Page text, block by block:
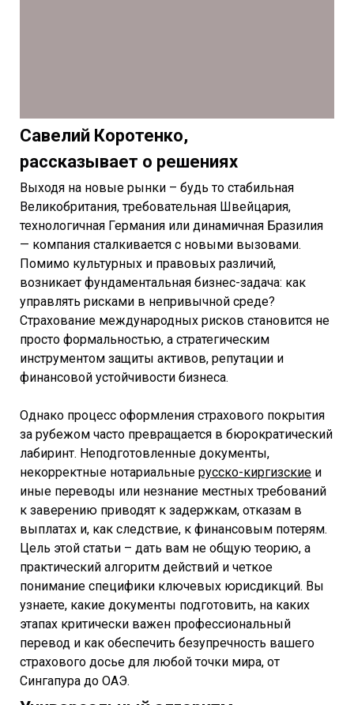
Савелий Коротенко,
рассказывает о решениях
Выходя на новые рынки – будь то стабильная
Великобритания, требовательная Швейцария,
технологичная Германия или динамичная Бразилия
— компания сталкивается с новыми вызовами.
Помимо культурных и правовых различий,
возникает фундаментальная бизнес-задача: как
управлять рисками в непривычной среде?
Страхование международных рисков становится не
просто формальностью, а стратегическим
инструментом защиты активов, репутации и
финансовой устойчивости бизнеса.
Однако процесс оформления страхового покрытия
за рубежом часто превращается в бюрократический
лабиринт. Неподготовленные документы,
некорректные нотариальные русско-киргизские и
иные переводы или незнание местных требований
к заверению приводят к задержкам, отказам в
выплатах и, как следствие, к финансовым потерям.
Цель этой статьи – дать вам не общую теорию, а
практический алгоритм действий и четкое
понимание специфики ключевых юрисдикций. Вы
узнаете, какие документы подготовить, на каких
этапах критически важен профессиональный
перевод и как обеспечить безупречность вашего
страхового досье для любой точки мира, от
Сингапура до ОАЭ.